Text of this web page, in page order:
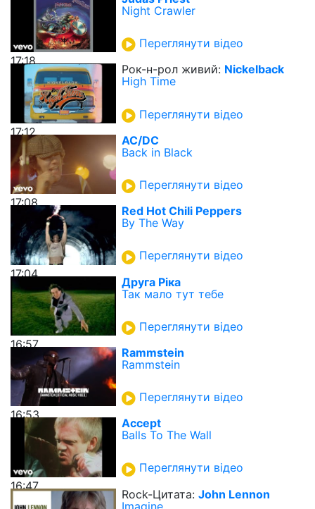
17:18
Night Crawler
Переглянути відео
17:12
Рок-н-рол живий: Nickelback
High Time
Переглянути відео
17:08
AC/DC
Back in Black
Переглянути відео
17:04
Red Hot Chili Peppers
By The Way
Переглянути відео
16:57
Друга Ріка
Так мало тут тебе
Переглянути відео
16:53
Rammstein
Rammstein
Переглянути відео
16:47
Accept
Balls To The Wall
Переглянути відео
Rock-Цитата: John Lennon
Imagine